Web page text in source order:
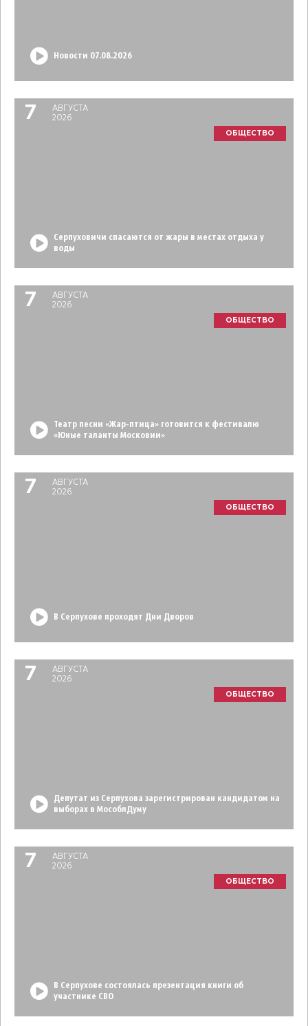
Новости 07.08.2026
7
АВГУСТА
2026
ОБЩЕСТВО
Серпуховичи спасаются от жары в местах отдыха у
воды
7
АВГУСТА
2026
ОБЩЕСТВО
Театр песни «Жар-птица» готовится к фестивалю
«Юные таланты Московии»
7
АВГУСТА
2026
ОБЩЕСТВО
В Серпухове проходят Дни Дворов
7
АВГУСТА
2026
ОБЩЕСТВО
Депутат из Серпухова зарегистрирован кандидатом на
выборах в МособлДуму
7
АВГУСТА
2026
ОБЩЕСТВО
В Серпухове состоялась презентация книги об
участнике СВО